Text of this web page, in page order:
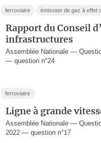
ferroviaire émission de gaz à effet
Rapport du Conseil
infrastructures
Assemblée Nationale —
— question n°24
ferroviaire
Ligne à grande
Assemblée Nationale —
2022 — question n°17